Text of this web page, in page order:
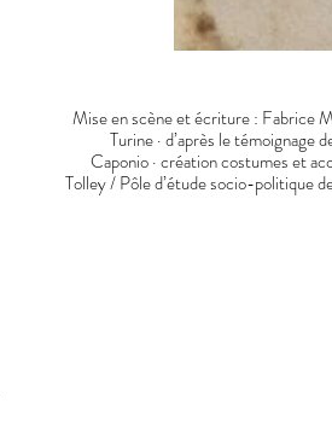
Mise en scène et écriture : Fabrice
Turine · d’après le
Caponio · création costumes et
Tolley / Pôle d’étude socio-politique